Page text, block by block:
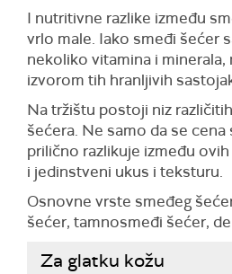
I nutritivne razlike između
vrlo male. Iako smeđi šećer
nekoliko vitamina i
izvorom tih hranljivih
Na tržištu postoji niz
šećera. Ne samo da se
prilično razlikuje između
i jedinstveni ukus i teksturu.
Osnovne vrste smeđeg
šećer, tamnosmeđi šećer,
Za glatku kožu